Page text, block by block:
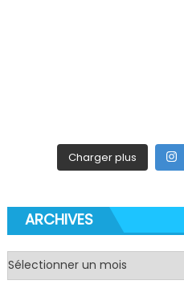
Charger plus
ARCHIVES
Archives